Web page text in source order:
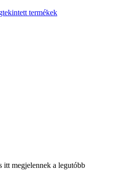
termékek
itt megjelennek a legutóbb